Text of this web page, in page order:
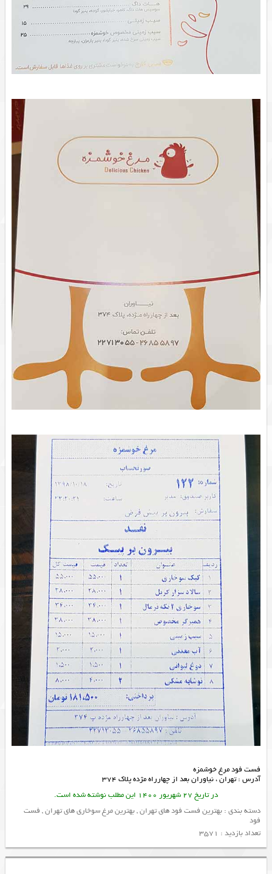
فست فود مرغ خوشمزه
آدرس : تهران ، نیاوران بعد از چهارراه مژده پلاک 374
در تاریخ 27 شهریور 1400 این مطلب نوشته شده است.
دسته بندی : بهترین فست فود های تهران,بهترین مرغ سوخاری های تهران, فست
فود
تعداد بازدید : 3571